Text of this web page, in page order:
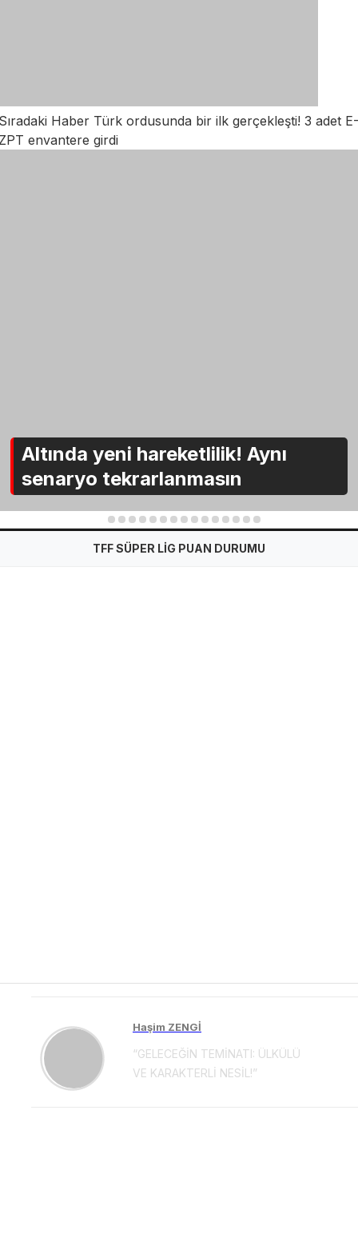
Haber Türk ordusunda bir ilk gerçekleşti! 3 adet E-
envantere girdi
Altında yeni hareketlilik! Aynı
senaryo tekrarlanmasın
2 3 4 5 6 7 8 9 10 11 12 13 14 15
TFF SÜPER LİG PUAN DURUMU
Haşim ZENGİ
“GELECEĞİN TEMİNATI: ÜLKÜLÜ
VE KARAKTERLİ NESİL!”